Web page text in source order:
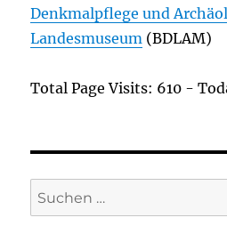
Denkmalpflege und
Landesmuseum (BDLAM)
Total Page Visits: 610 -
Suchen
nach: